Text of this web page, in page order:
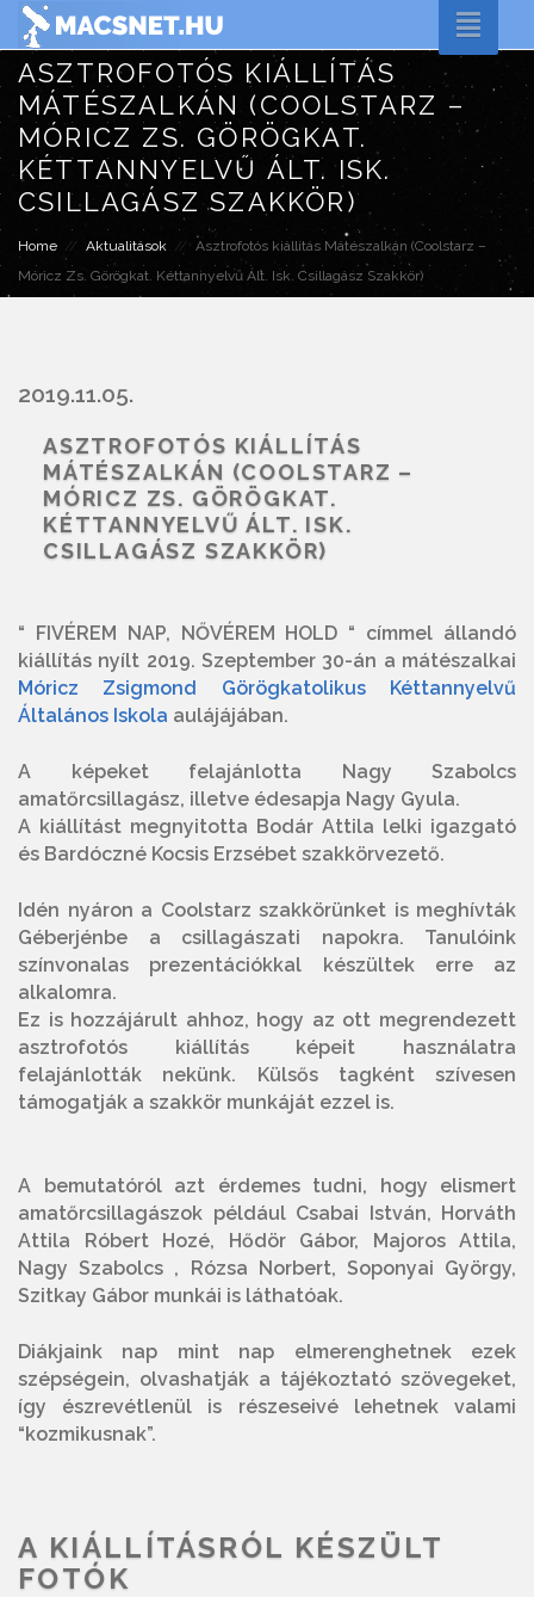
Toggle
ASZTROFOTÓS KIÁLLÍTÁS
MÁTÉSZALKÁN (COOLSTARZ –
MÓRICZ ZS. GÖRÖGKAT.
KÉTTANNYELVŰ ÁLT. ISK.
CSILLAGÁSZ SZAKKÖR)
Home Aktualitások
Asztrofotós kiállítás Mátészalkán (Coolstarz –
Móricz Zs. Görögkat. Kéttannyelvű Ált. Isk. Csillagász Szakkör)
2019.11.05.
ASZTROFOTÓS KIÁLLÍTÁS
MÁTÉSZALKÁN (COOLSTARZ –
MÓRICZ ZS. GÖRÖGKAT.
KÉTTANNYELVŰ ÁLT. ISK.
CSILLAGÁSZ SZAKKÖR)
“ FIVÉREM NAP, NŐVÉREM HOLD “ címmel állandó
kiállítás nyílt 2019. Szeptember 30-án a mátészalkai
Móricz Zsigmond Görögkatolikus Kéttannyelvű
Általános Iskola aulájájában.
A képeket felajánlotta Nagy Szabolcs
amatőrcsillagász, illetve édesapja Nagy Gyula.
A kiállítást megnyitotta Bodár Attila lelki igazgató
és Bardóczné Kocsis Erzsébet szakkörvezető.
Idén nyáron a Coolstarz szakkörünket is meghívták
Géberjénbe a csillagászati napokra. Tanulóink
színvonalas prezentációkkal készültek erre az
alkalomra.
Ez is hozzájárult ahhoz, hogy az ott megrendezett
asztrofotós kiállítás képeit használatra
felajánlották nekünk. Külsős tagként szívesen
támogatják a szakkör munkáját ezzel is.
A bemutatóról azt érdemes tudni, hogy elismert
amatőrcsillagászok például Csabai István, Horváth
Attila Róbert Hozé, Hődör Gábor, Majoros Attila,
Nagy Szabolcs , Rózsa Norbert, Soponyai György,
Szitkay Gábor munkái is láthatóak.
Diákjaink nap mint nap elmerenghetnek ezek
szépségein, olvashatják a tájékoztató szövegeket,
így észrevétlenül is részeseivé lehetnek valami
“kozmikusnak”.
A KIÁLLÍTÁSRÓL KÉSZÜLT
FOTÓK